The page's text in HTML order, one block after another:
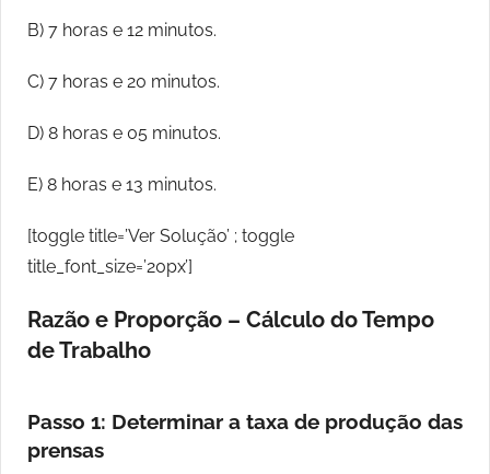
B) 7 horas e 12 minutos.
C) 7 horas e 20 minutos.
D) 8 horas e 05 minutos.
E) 8 horas e 13 minutos.
[toggle title=’Ver Solução’ ; toggle
title_font_size=’20px’]
Razão e Proporção – Cálculo do Tempo
de Trabalho
Passo 1: Determinar a taxa de produção das
prensas